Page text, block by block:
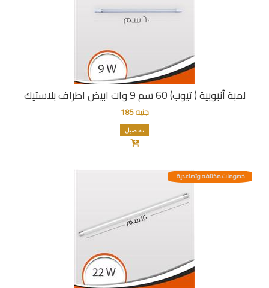
لمبة أنبوبية ( تيوب) 60 سم 9 وات ابيض اطراف بلاستيك
جنيه 185
تفاصيل
خصومات مختلفه وتصاعدية